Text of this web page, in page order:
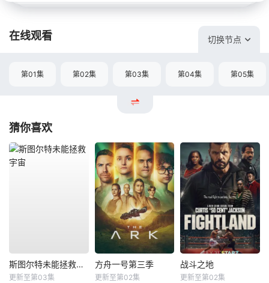
在线观看 切换节点
第01集 第02集 第03集 第04集 第05集
猜你喜欢
斯图尔特未能拯救宇宙
更新至第03集
方舟一号第三季
更新至第02集
战斗之地
更新至第02集